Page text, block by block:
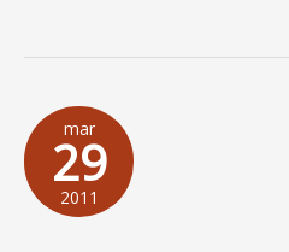
/
mandag
i
Aarhus
mar
29
2011